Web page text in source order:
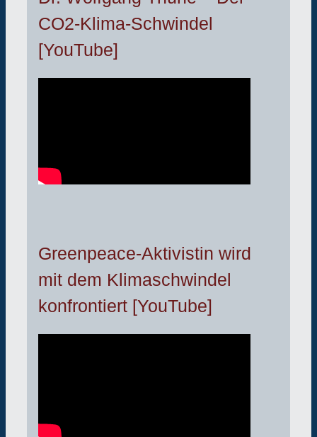
CO2-Klima-Schwindel
[YouTube]
Greenpeace-Aktivistin wird
mit dem Klimaschwindel
konfrontiert [YouTube]